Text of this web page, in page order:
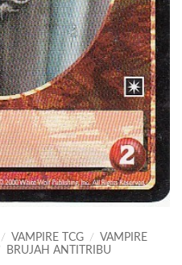
/ VAMPIRE TCG /
VAMPIRE
BRUJAH ANTITRIBU